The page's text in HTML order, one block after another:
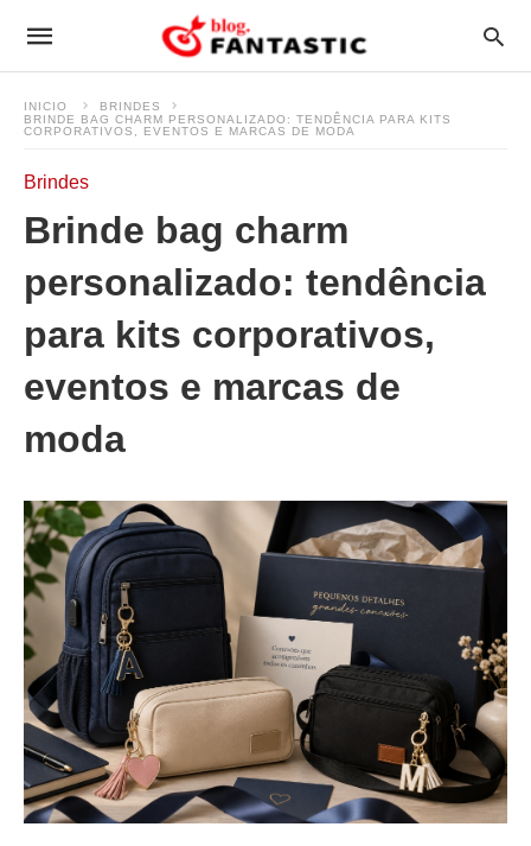
INICIO
BRINDES
BRINDE BAG CHARM PERSONALIZADO: TENDÊNCIA PARA KITS
CORPORATIVOS, EVENTOS E MARCAS DE MODA
Brindes
Brinde bag charm
personalizado: tendência
para kits corporativos,
eventos e marcas de
moda